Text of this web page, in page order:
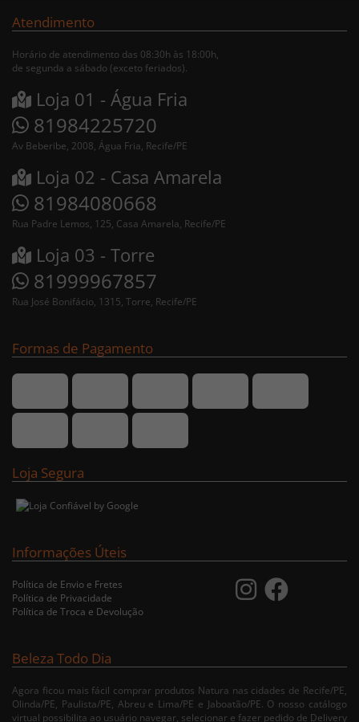
Atendimento
Horário de atendimento das 08:30h às 18:00h,
de segunda a sábado (exceto feriados).
Loja 01 - Água Fria
81984225720
Av Beberibe, 2008, Água Fria, Recife/PE
Loja 02 - Casa Amarela
81984080668
Rua Padre Lemos, 125, Casa Amarela, Recife/PE
Loja 03 - Torre
81999967857
Rua José Bonifácio, 1315, Torre, Recife/PE
Formas de Pagamento
Loja Segura
Informações Úteis
Política de Envio e Fretes
Política de Privacidade
Política de Troca e Devolução
Beleza Todo Dia
Agora ficou mais fácil comprar produtos Natura nas cidades de Recife/PE,
Olinda/PE, Paulista/PE, Abreu e Lima/PE e Jaboatão/PE. O nosso catálogo
virtual possibilita ao usuário navegar, selecionar e fazer pedido de Delivery